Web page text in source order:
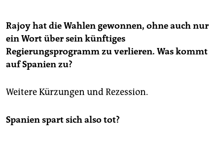
Rajoy hat die Wahlen gewonnen, ohne auch nur
ein Wort über sein künftiges
Regierungsprogramm zu verlieren. Was kommt
auf Spanien zu?
Weitere Kürzungen und Rezession.
Spanien spart sich also tot?